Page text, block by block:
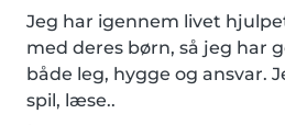
Jeg har igennem livet
med deres børn, så jeg har
både leg, hygge og ansvar.
spil, læse..